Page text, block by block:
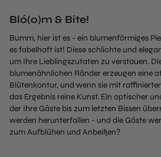
Bló(o)m & Bite!
Bumm, hier ist es - ein blumenförmiges
es fabelhaft ist! Diese schlichte und
um Ihre Lieblingszutaten zu verstauen.
blumenähnlichen Ränder erzeugen eine
Blütenkontur, und wenn sie mit
das Ergebnis reine Kunst. Ein optischer
der Ihre Gäste bis zum letzten Bissen
werden herunterfallen - und die Gäste
zum Aufblühen und Anbeißen?